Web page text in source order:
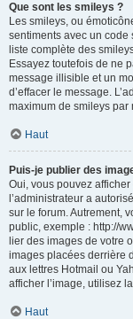
Que sont les smileys ?
Les smileys, ou
sentiments avec un code
liste complète des
Essayez toutefois de ne
message illisible et un
d’effacer le message.
maximum de smileys par
Haut
Puis-je publier des
Oui, vous pouvez
l’administrateur a
sur le forum. Autrement,
public, exemple : http://
lier des images de votre
images placées derrière
aux lettres Hotmail ou
afficher l’image, utilisez
Haut